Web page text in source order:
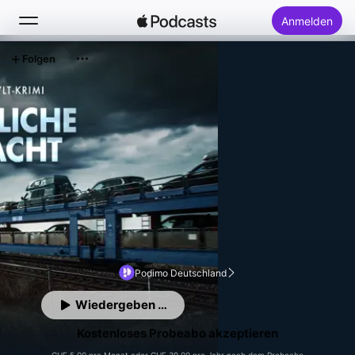
Anmelden
Suchen
Startseite
Neu
Top-Charts
Podimo Deutschland
Wiedergeben …
Kostenloses Probeabo akzeptieren
Folgen